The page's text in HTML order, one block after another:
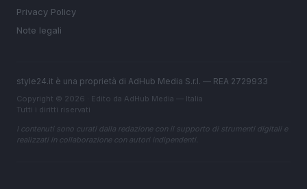
Privacy Policy
Note legali
style24.it è una proprietà di AdHub Media S.r.l. — REA 2729933
Copyright © 2026 · Edito da AdHub Media — Italia
Tutti i diritti riservati
I contenuti sono curati dalla redazione con il supporto di strumenti digitali e
realizzati in collaborazione con autori indipendenti.